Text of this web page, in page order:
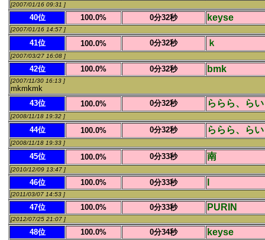
[2007/01/16 09:31 ]
40位 100.0% 0分32秒 keyse
[2007/01/16 14:57 ]
41位 100.0% 0分32秒 ｋ
[2007/03/27 16:08 ]
42位 100.0% 0分32秒 bmk
[2007/11/30 16:13 ]
mkmkmk
43位
100.0% 0分32秒 ららら、らい
[2008/11/18 19:32 ]
44位 100.0% 0分32秒 ららら、らい
[2008/11/18 19:33 ]
45位 100.0% 0分33秒 南
[2010/12/09 13:47 ]
46位 100.0% 0分33秒
[2011/03/07 14:53 ]
47位 100.0% 0分33秒 PURIN
[2012/07/25 21:07 ]
48位 100.0% 0分34秒 keyse